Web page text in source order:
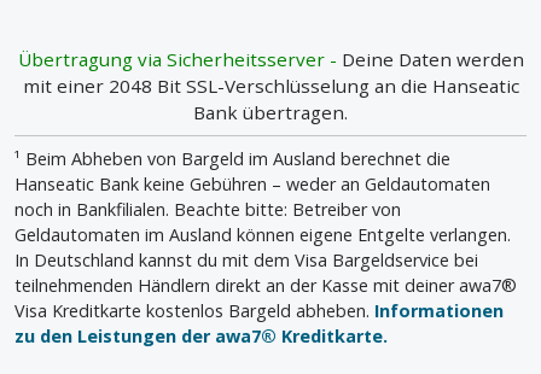
Übertragung via Sicherheitsserver - Deine Daten werden
mit einer 2048 Bit SSL-Verschlüsselung an die Hanseatic
Bank übertragen.
¹ Beim Abheben von Bargeld im Ausland berechnet die
Hanseatic Bank keine Gebühren – weder an Geldautomaten
noch in Bankfilialen. Beachte bitte: Betreiber von
Geldautomaten im Ausland können eigene Entgelte verlangen.
In Deutschland kannst du mit dem Visa Bargeldservice bei
teilnehmenden Händlern direkt an der Kasse mit deiner awa7®
Visa Kreditkarte kostenlos Bargeld abheben. Informationen
zu den Leistungen der awa7® Kreditkarte.